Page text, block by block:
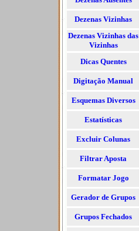
Dezenas Vizinhas
Dezenas Vizinhas das
Vizinhas
Dicas Quentes
Digitação Manual
Esquemas Diversos
Estatísticas
Excluir Colunas
Filtrar Aposta
Formatar Jogo
Gerador de Grupos
Grupos Fechados